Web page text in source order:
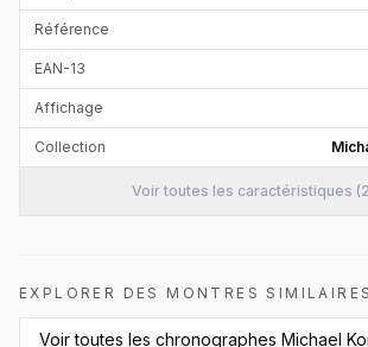
Référence
EAN-13
Affichage
Collection
Voir toutes les caractéristiques
EXPLORER DES MONTRES SIMILAIRES
Voir toutes les chronographes Michael